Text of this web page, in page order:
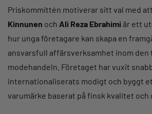
Priskommittén motiverar sitt val med att
Kinnunen och Ali Reza Ebrahimi är ett
hur unga företagare kan skapa en
ansvarsfull affärsverksamhet inom
modehandeln. Företaget har vuxit
internationaliserats modigt och byggt
varumärke baserat på finsk kvalitet och